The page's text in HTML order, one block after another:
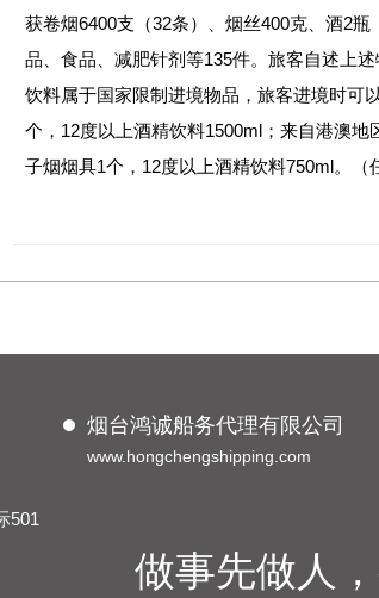
获卷烟6400支（32条）、烟丝400克、酒2
品、食品、减肥针剂等135件。旅客自述
饮料属于国家限制进境物品，旅客进境时可
个，12度以上酒精饮料1500ml；来自港澳
子烟烟具1个，12度以上酒精饮料750ml。（
烟台鸿诚船务代理有限公司
www.hongchengshipping.com
501
做事先做人